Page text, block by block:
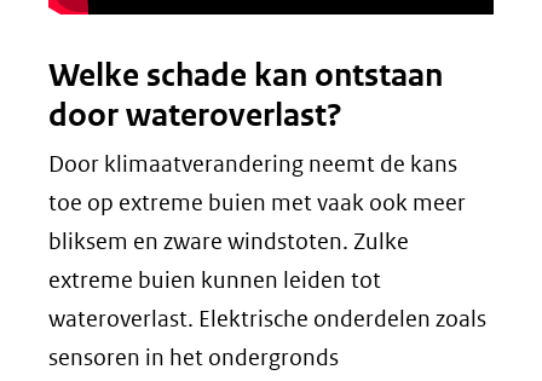
Welke schade kan ontstaan
door wateroverlast?
Door klimaatverandering neemt de kans
toe op extreme buien met vaak ook meer
bliksem en zware windstoten. Zulke
extreme buien kunnen leiden tot
wateroverlast. Elektrische onderdelen zoals
sensoren in het ondergronds